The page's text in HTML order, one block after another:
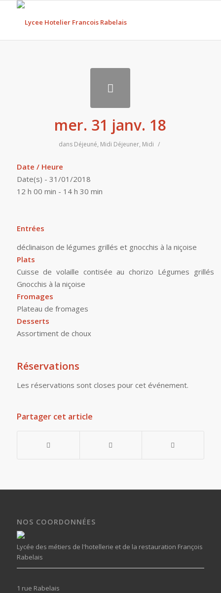
mer. 31 janv. 18
dans Déjeuné, Midi Déjeuner, Midi /
Date / Heure
Date(s) - 31/01/2018
12 h 00 min - 14 h 30 min
Entrées
déclinaison de légumes grillés et gnocchis à la niçoise
Plats
Cuisse de volaille contisée au chorizo Légumes grillés
Gnocchis à la niçoise
Fromages
Plateau de fromages
Desserts
Assortiment de choux
Réservations
Les réservations sont closes pour cet événement.
Partager cet article
NOS COORDONNÉES
Lycée des métiers de l'hotellerie et de la restauration François
Rabelais
1 rue Rabelais